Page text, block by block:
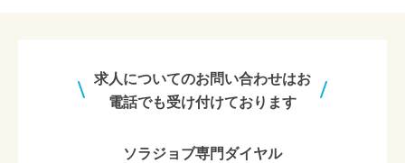
求人についてのお問い合わせはお
電話でも受け付けております
ソラジョブ専門ダイヤル